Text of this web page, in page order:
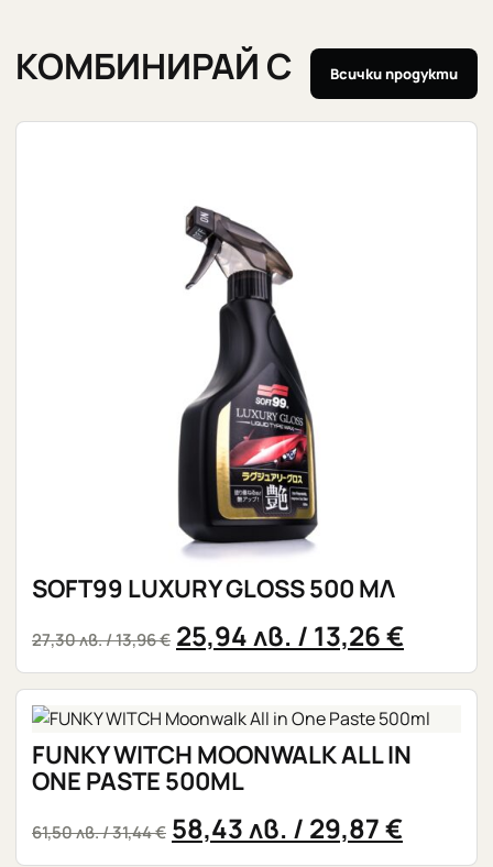
КОМБИНИРАЙ С Всички продукти
SOFT99 LUXURY GLOSS 500 МЛ
27,30лв./ 13,96 € 25,94лв. / 13,26 €
FUNKY WITCH MOONWALK ALL IN
ONE PASTE 500ML
61,50лв./ 31,44 € 58,43лв. / 29,87 €